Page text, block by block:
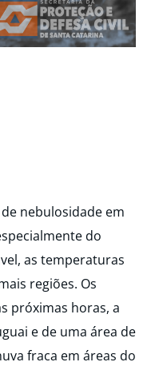
nebulosidade em
do
as temperaturas
regiões. Os
próximas horas, a
e de uma área de
fraca em áreas do